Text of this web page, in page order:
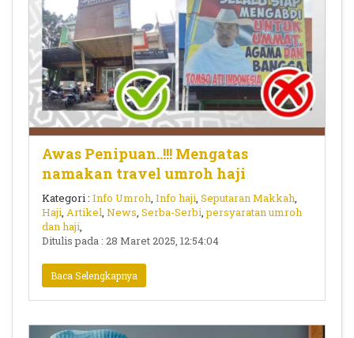
Awas Penipuan..!!! Mengatas
namakan travel umroh haji
Kategori : Info Umroh, Info haji, Seputaran Makkah,
Haji, Artikel, News, Serba-Serbi,persyaratan umroh
dan haji,
Ditulis pada : 28 Maret 2025, 12:54:04
Baca Selengkapnya